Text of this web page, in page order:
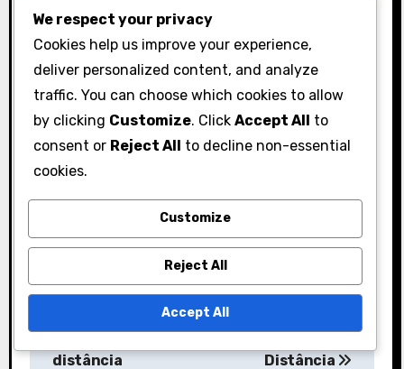
fazer alguns golpes bem-sucedidos. Isso força
você a confiar na sua memória muscular e
reforça a importância de um swing completo.
P
o
s
n
Chipping Com Um
7-Iron: Interação
Velocidade do swing,
Controlo da
distância
Greens Elevados:
Trajetória, Seleção
de Taco, Gestão de
Distância
We respect your privacy
Cookies help us improve your experience,
deliver personalized content, and analyze
traffic. You can choose which cookies to allow
by clicking Customize. Click Accept All to
consent or Reject All to decline non-essential
cookies.
Customize
Reject All
Accept All